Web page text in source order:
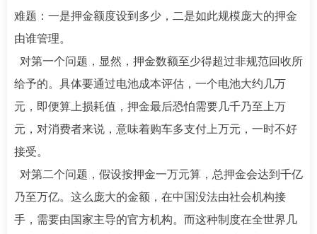
难题：一是押金额度设到多少，二是如此规模庞大的押金
由谁管理。
对第一个问题，显然，押金数额至少得超过非规范回收所
给予的。具体要通过电池成本评估，一个电池大约几万
元，即便算上损耗值，押金最后恐怕需要几千乃至上万
元，对消费者来说，意味着购车多支付上万元，一时不好
接受。
对第二个问题，假设按押金一万元算，总押金会达到千亿
乃至万亿。这么庞大的金额，在中国没法由社会机构接
手，需要由国家主导的官方机构。而这种制度在全世界几